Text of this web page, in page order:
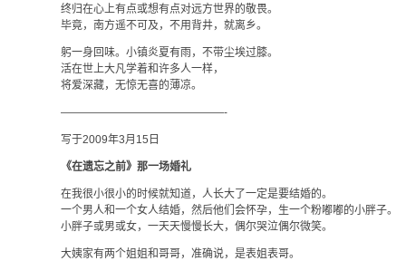
终归在心上有点或想有点对远方世界的敬畏。
毕竟，南方遥不可及，不用背井，就离乡。
躬一身回味。小镇炎夏有雨，不带尘埃过膝。
活在世上大凡学着和许多人一样，
将爱深藏，无惊无喜的薄凉。
———————————————-
写于2009年3月15日
《在遗忘之前》那一场婚礼
在我很小很小的时候就知道，人长大了一定是要结婚的。
一个男人和一个女人结婚，然后他们会怀孕，生一个粉嘟嘟的小胖子。
小胖子或男或女，一天天慢慢长大，偶尔哭泣偶尔微笑。
大姨家有两个姐姐和哥哥，准确说，是表姐表哥。